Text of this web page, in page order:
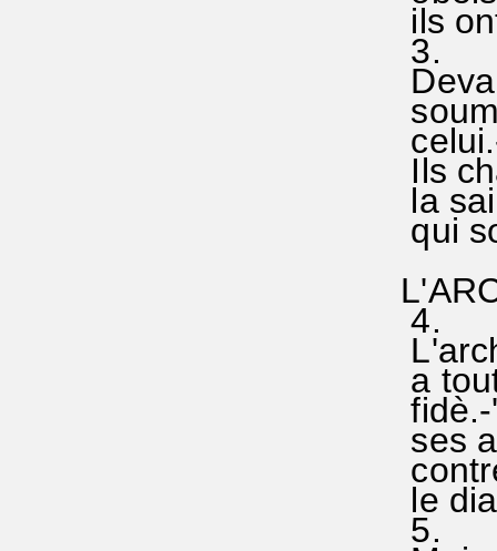
ils
3.
Ils
la
qui
4.
a
fidè.-
ses
le
5.